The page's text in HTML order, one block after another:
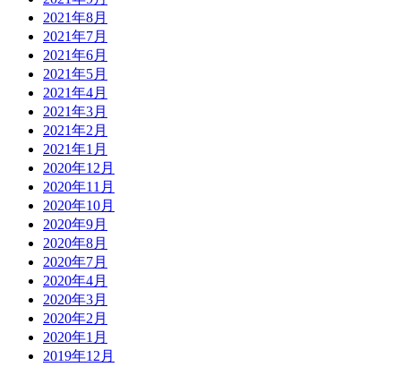
2021年8月
2021年7月
2021年6月
2021年5月
2021年4月
2021年3月
2021年2月
2021年1月
2020年12月
2020年11月
2020年10月
2020年9月
2020年8月
2020年7月
2020年4月
2020年3月
2020年2月
2020年1月
2019年12月